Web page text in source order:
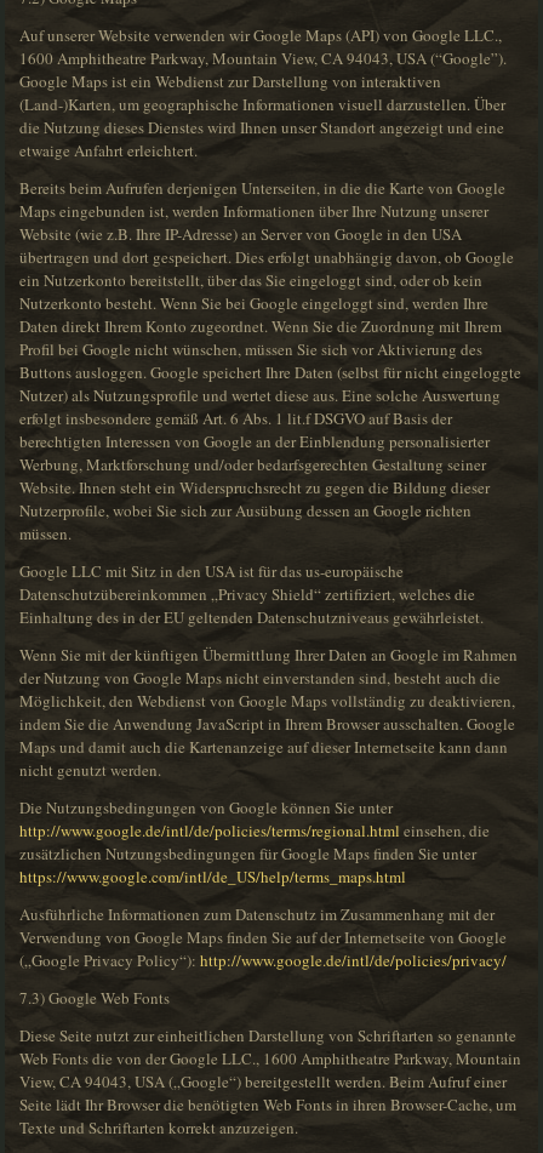
Auf unserer Website verwenden wir Google Maps (API) von Google LLC.,
1600 Amphitheatre Parkway, Mountain View, CA 94043, USA (“Google”).
Google Maps ist ein Webdienst zur Darstellung von interaktiven
(Land-)Karten, um geographische Informationen visuell darzustellen. Über
die Nutzung dieses Dienstes wird Ihnen unser Standort angezeigt und eine
etwaige Anfahrt erleichtert.
Bereits beim Aufrufen derjenigen Unterseiten, in die die Karte von Google
Maps eingebunden ist, werden Informationen über Ihre Nutzung unserer
Website (wie z.B. Ihre IP-Adresse) an Server von Google in den USA
übertragen und dort gespeichert. Dies erfolgt unabhängig davon, ob Google
ein Nutzerkonto bereitstellt, über das Sie eingeloggt sind, oder ob kein
Nutzerkonto besteht. Wenn Sie bei Google eingeloggt sind, werden Ihre
Daten direkt Ihrem Konto zugeordnet. Wenn Sie die Zuordnung mit Ihrem
Profil bei Google nicht wünschen, müssen Sie sich vor Aktivierung des
Buttons ausloggen. Google speichert Ihre Daten (selbst für nicht eingeloggte
Nutzer) als Nutzungsprofile und wertet diese aus. Eine solche Auswertung
erfolgt insbesondere gemäß Art. 6 Abs. 1 lit.f DSGVO auf Basis der
berechtigten Interessen von Google an der Einblendung personalisierter
Werbung, Marktforschung und/oder bedarfsgerechten Gestaltung seiner
Website. Ihnen steht ein Widerspruchsrecht zu gegen die Bildung dieser
Nutzerprofile, wobei Sie sich zur Ausübung dessen an Google richten
müssen.
Google LLC mit Sitz in den USA ist für das us-europäische
Datenschutzübereinkommen „Privacy Shield“ zertifiziert, welches die
Einhaltung des in der EU geltenden Datenschutzniveaus gewährleistet.
Wenn Sie mit der künftigen Übermittlung Ihrer Daten an Google im Rahmen
der Nutzung von Google Maps nicht einverstanden sind, besteht auch die
Möglichkeit, den Webdienst von Google Maps vollständig zu deaktivieren,
indem Sie die Anwendung JavaScript in Ihrem Browser ausschalten. Google
Maps und damit auch die Kartenanzeige auf dieser Internetseite kann dann
nicht genutzt werden.
Die Nutzungsbedingungen von Google können Sie unter
http://www.google.de/intl/de/policies/terms/regional.html einsehen, die
zusätzlichen Nutzungsbedingungen für Google Maps finden Sie unter
https://www.google.com/intl/de_US/help/terms_maps.html
Ausführliche Informationen zum Datenschutz im Zusammenhang mit der
Verwendung von Google Maps finden Sie auf der Internetseite von Google
(„Google Privacy Policy“):http://www.google.de/intl/de/policies/privacy/
7.3) Google Web Fonts
Diese Seite nutzt zur einheitlichen Darstellung von Schriftarten so genannte
Web Fonts die von der Google LLC., 1600 Amphitheatre Parkway, Mountain
View, CA 94043, USA („Google“) bereitgestellt werden. Beim Aufruf einer
Seite lädt Ihr Browser die benötigten Web Fonts in ihren Browser-Cache, um
Texte und Schriftarten korrekt anzuzeigen.